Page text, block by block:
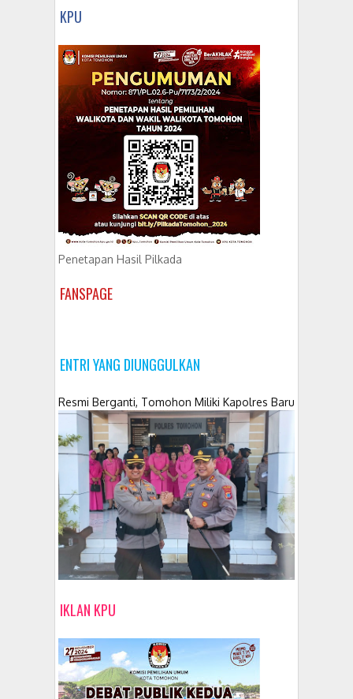
KPU
Penetapan Hasil Pilkada
FANSPAGE
ENTRI YANG DIUNGGULKAN
Resmi Berganti, Tomohon Miliki Kapolres Baru
IKLAN KPU